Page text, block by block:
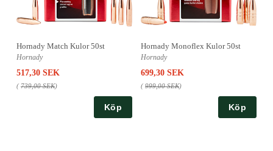
Hornady Match Kulor 50st
Hornady
517,30 SEK
( 739,00 SEK)
Köp
Hornady Monoflex Kulor 50st
Hornady
699,30 SEK
( 999,00 SEK)
Köp